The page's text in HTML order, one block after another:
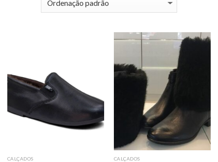
CALÇADOS CALÇADOS